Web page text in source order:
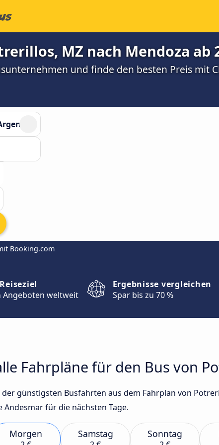
MZ nach Mendoza ab
und finde den besten Preis mit
Booking.com
Angeboten weltweit
Ergebnisse vergleichen
Spar bis zu 70 %
Fahrpläne für den Bus von
günstigsten Busfahrten aus dem Fahrplan von
für die nächsten Tage.
Morgen Samstag Sonntag